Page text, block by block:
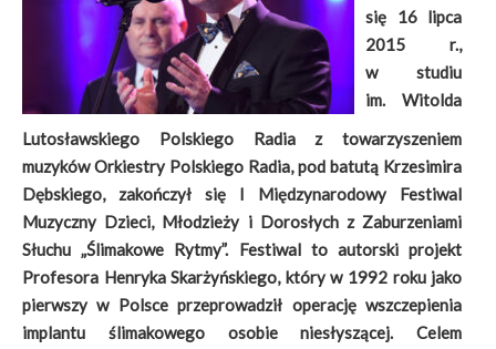
się 16 lipca
2015 r.,
w studiu
im. Witolda
Lutosławskiego Polskiego Radia z towarzyszeniem
muzyków Orkiestry Polskiego Radia, pod batutą Krzesimira
Dębskiego, zakończył się I Międzynarodowy Festiwal
Muzyczny Dzieci, Młodzieży i Dorosłych z Zaburzeniami
Słuchu „Ślimakowe Rytmy”. Festiwal to autorski projekt
Profesora Henryka Skarżyńskiego, który w 1992 roku jako
pierwszy w Polsce przeprowadził operację wszczepienia
implantu ślimakowego osobie niesłyszącej. Celem